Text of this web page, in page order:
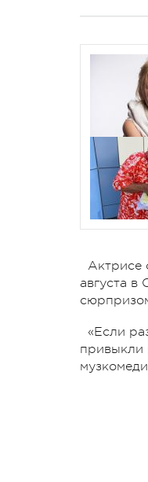
Актрисе
августа в
«Если
привыкли